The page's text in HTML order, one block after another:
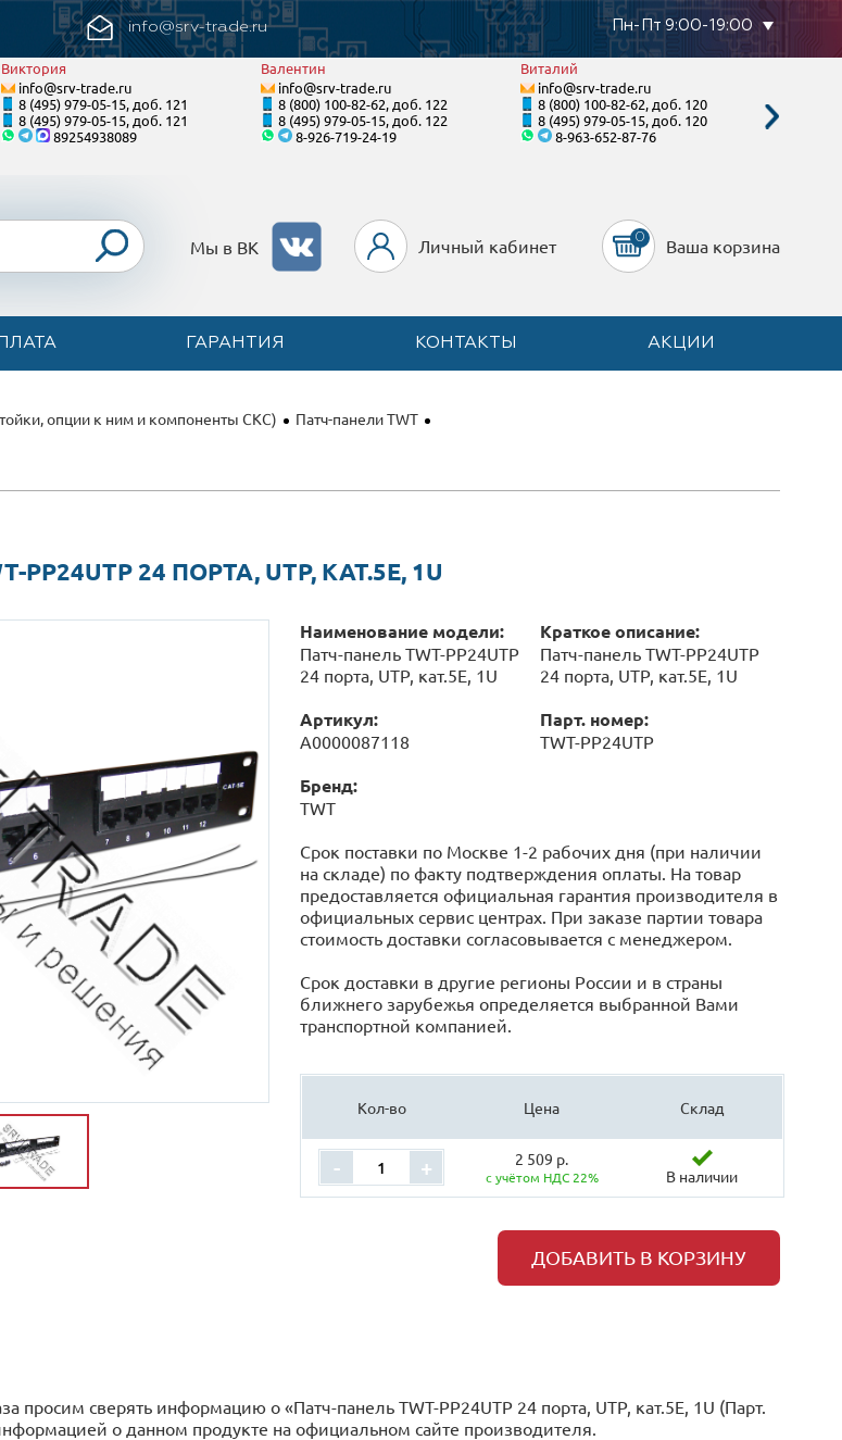
info@srv-trade.ru Пн-Пт 9:00-19:00
Виктория
info@srv-trade.ru
8 (495) 979-05-15, доб. 121
8 (495) 979-05-15, доб. 121
89254938089
Валентин
info@srv-trade.ru
8 (800) 100-82-62, доб. 122
8 (495) 979-05-15, доб. 122
8-926-719-24-19
Виталий
info@srv-trade.ru
8 (800) 100-82-62, доб. 120
8 (495) 979-05-15, доб. 120
8-963-652-87-76
ГАРАНТИЯ КОНТАКТЫ АКЦИИ
Мы в ВК Личный кабинет 0 Ваша корзина
опции к ним и компоненты СКС)
Патч-панели TWT
24 ПОРТА, UTP, КАТ.5E, 1U
Наименование модели:
Патч-панель TWT-PP24UTP
24 порта, UTP, кат.5E, 1U
Краткое описание:
Патч-панель TWT-PP24UTP
24 порта, UTP, кат.5E, 1U
Артикул:
А0000087118
Парт. номер:
TWT-PP24UTP
Бренд:
TWT
Срок поставки по Москве 1-2 рабочих дня (при наличии
на складе) по факту подтверждения оплаты. На товар
предоставляется официальная гарантия производителя в
официальных сервис центрах. При заказе партии товара
стоимость доставки согласовывается с менеджером.
Срок доставки в другие регионы России и в страны
ближнего зарубежья определяется выбранной Вами
транспортной компанией.
Кол-во Цена Склад
- + 2 509 р.
с учётом НДС 22% В наличии
ДОБАВИТЬ В КОРЗИНУ
просим сверять информацию о «Патч-панель TWT-PP24UTP 24 порта, UTP, кат.5E, 1U (Парт.
o данном продукте на официальном сайте производителя.